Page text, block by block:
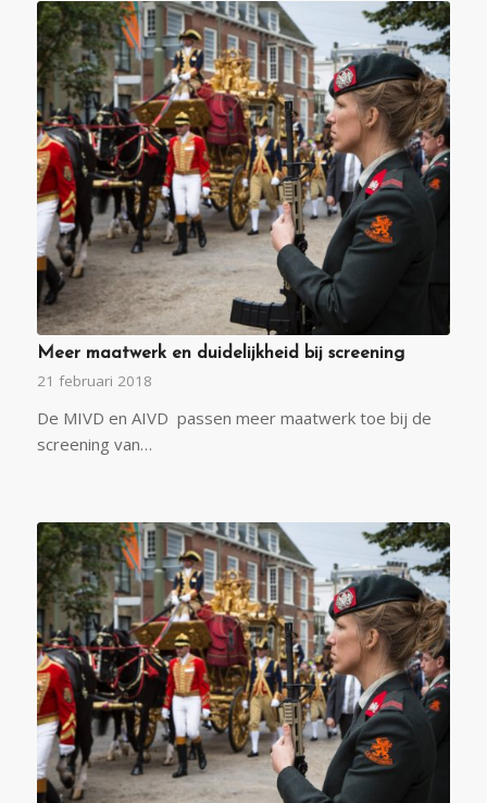
Meer maatwerk en duidelijkheid bij screening
21 februari 2018
De MIVD en AIVD passen meer maatwerk toe bij de
screening van…